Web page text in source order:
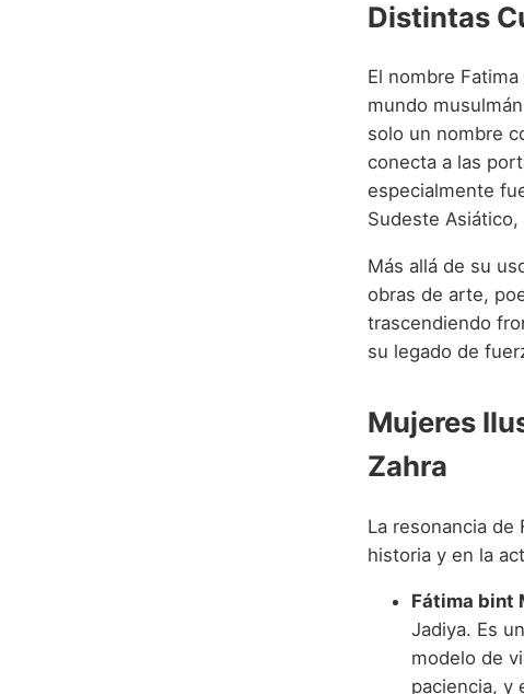
Distintas
El nombre
mundo
solo un nombre
conecta a las
especialmente
Sudeste
Más allá de su
obras de arte,
trascendiendo
su legado de
Mujeres
Zahra
La resonancia de
historia y en la
Fátima bint
Jadiya. Es
modelo de
paciencia, y